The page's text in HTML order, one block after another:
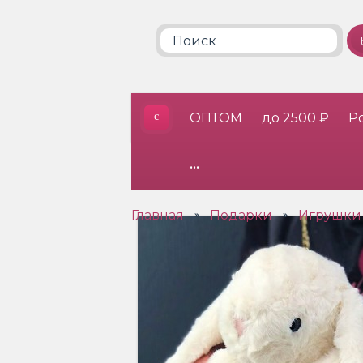
ОПТОМ до 2500 ₽
•••
Главная » Подарки » Игрушки